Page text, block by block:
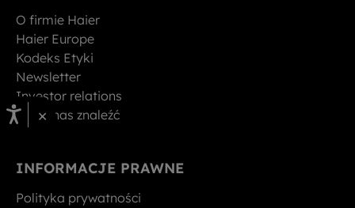
O firmie Haier
Haier Europe
Kodeks Etyki
Newsletter
Investor relations
Gdzie nas znaleźć
INFORMACJE PRAWNE
Polityka prywatności
×